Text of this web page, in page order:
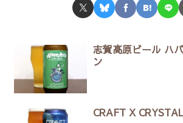
志賀高原ビール ハ
ン
CRAFT X